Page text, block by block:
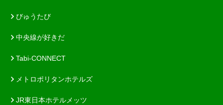
びゅうたび
中央線が好きだ
Tabi-CONNECT
メトロポリタンホテルズ
JR東日本ホテルメッツ